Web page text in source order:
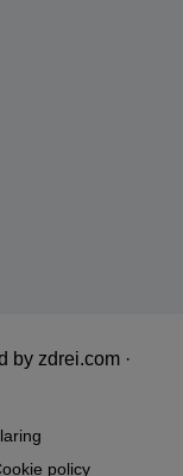
by zdrei.com ·
policy